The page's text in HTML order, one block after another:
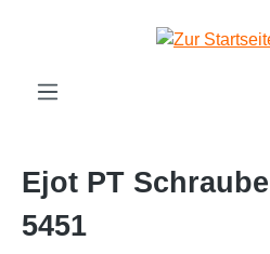
Zum Hauptinhalt springen
Ejot PT
5451